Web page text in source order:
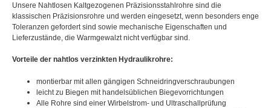
Unsere Nahtlosen Kaltgezogenen Präzisionsstahlrohre sind die
klassischen Präzisionsrohre und werden eingesetzt, wenn besonders enge
Toleranzen gefordert sind sowie mechanische Eigenschaften und
Lieferzustände, die Warmgewalzt nicht verfügbar sind.
Vorteile der nahtlos verzinkten Hydraulikrohre:
montierbar mit allen gängigen Schneidringverschraubungen
leicht zu Biegen mit handelsüblichen Biegevorrichtungen
Alle Rohre sind einer Wirbelstrom- und Ultraschallprüfung